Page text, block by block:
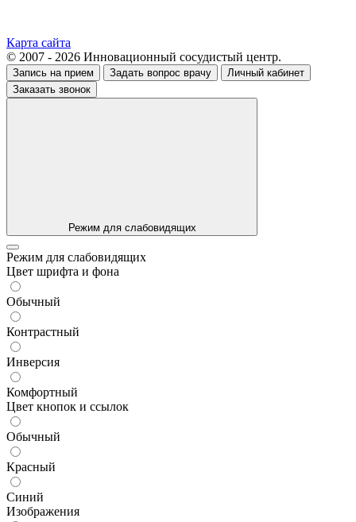
Карта сайта
© 2007 - 2026 Инновационный сосудистый центр.
Запись на прием Задать вопрос врачу
Личный кабинет
Заказать звонок
Режим для слабовидящих
Режим для слабовидящих
Цвет шрифта и фона
Обычный
Контрастный
Инверсия
Комфортный
Цвет кнопок и ссылок
Обычный
Красный
Синий
Изображения